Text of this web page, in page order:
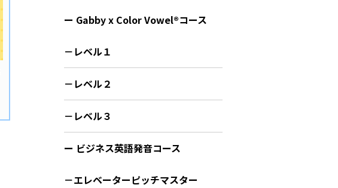
ー Gabby x Color Vowel®︎コース
－レベル１
－レベル２
－レベル３
ー ビジネス英語発音コース
－エレベーターピッチマスター